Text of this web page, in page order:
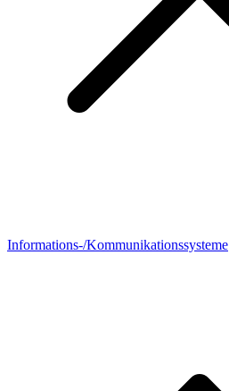
Informations-/Kommunikationssysteme